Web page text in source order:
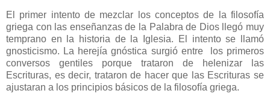
El primer intento de mezclar los conceptos de la filosofía
griega con las enseñanzas de la Palabra de Dios llegó muy
temprano en la historia de la Iglesia. El intento se llamó
gnosticismo. La herejía gnóstica surgió entre los primeros
conversos gentiles porque trataron de helenizar las
Escrituras, es decir, trataron de hacer que las Escrituras se
ajustaran a los principios básicos de la filosofía griega.